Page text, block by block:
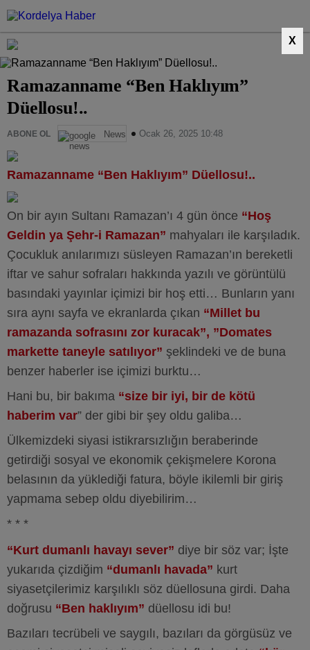
X
Ramazanname “Ben Haklıyım”
Düellosu!..
ABONE OL News Ocak 26, 2025 10:48
Ramazanname “Ben Haklıyım” Düellosu!..
On bir ayın Sultanı Ramazan’ı 4 gün önce “Hoş
Geldin ya Şehr-i Ramazan” mahyaları ile karşıladık.
Çocukluk anılarımızı süsleyen Ramazan’ın bereketli
iftar ve sahur sofraları hakkında yazılı ve görüntülü
basındaki yayınlar içimizi bir hoş etti… Bunların yanı
sıra aynı sayfa ve ekranlarda çıkan “Millet bu
ramazanda sofrasını zor kuracak”, ”Domates
markette taneyle satılıyor” şeklindeki ve de buna
benzer haberler ise içimizi burktu…
Hani bu, bir bakıma “size bir iyi, bir de kötü
haberim var” der gibi bir şey oldu galiba…
Ülkemizdeki siyasi istikrarsızlığın beraberinde
getirdiği sosyal ve ekonomik çekişmelere Korona
belasının da yüklediği fatura, böyle ikilemli bir giriş
yapmama sebep oldu diyebilirim…
* * *
“Kurt dumanlı havayı sever” diye bir söz var; İşte
yukarıda çizdiğim “dumanlı havada” kurt
siyasetçilerimiz karşılıklı söz düellosuna girdi. Daha
doğrusu “Ben haklıyım” düellosu idi bu!
Bazıları tecrübeli ve saygılı, bazıları da görgüsüz ve